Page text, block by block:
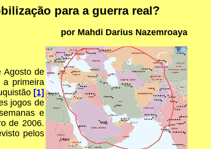
para a guerra real?
por Mahdi Darius Nazemroaya
Agosto de
primeira
[1]
jogos de
e
de 2006.
pelos